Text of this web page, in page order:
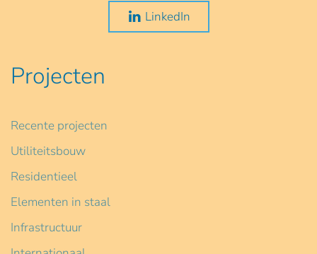
LinkedIn
Projecten
Recente projecten
Utiliteitsbouw
Residentieel
Elementen in staal
Infrastructuur